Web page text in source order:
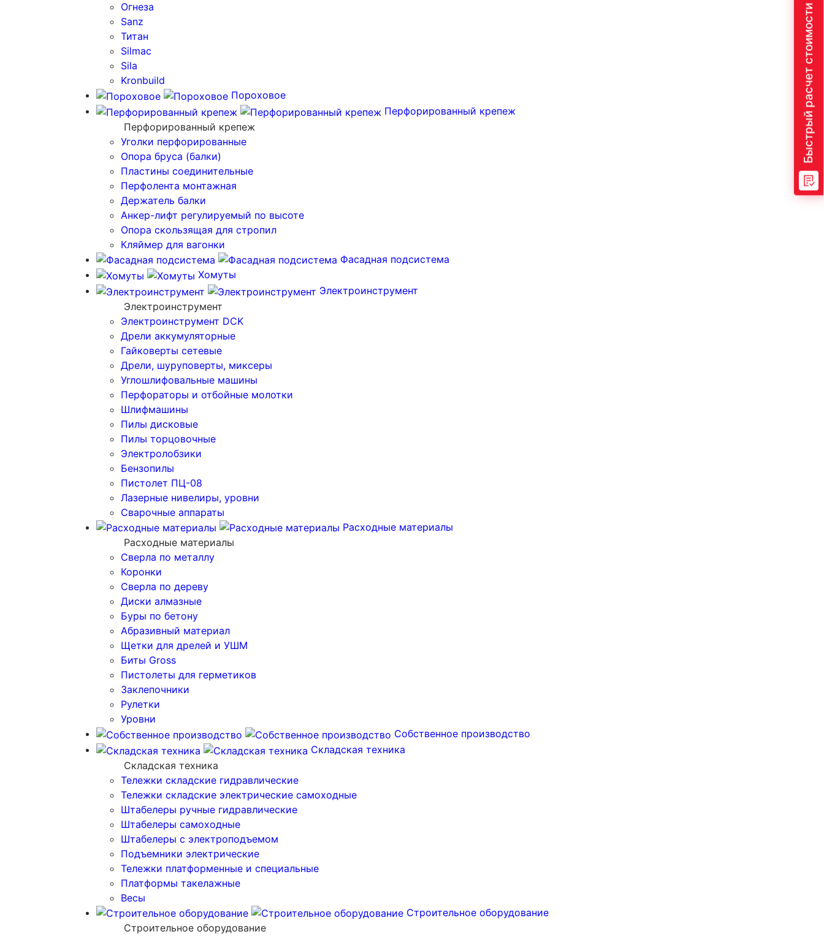
Быстрый расчет стоимости
Огнеза
Sanz
Титан
Silmac
Sila
Kronbuild
Пороховое
Перфорированный крепеж
Перфорированный крепеж
Уголки перфорированные
Опора бруса (балки)
Пластины соединительные
Перфолента монтажная
Держатель балки
Анкер-лифт регулируемый по высоте
Опора скользящая для стропил
Кляймер для вагонки
Фасадная подсистема
Хомуты
Электроинструмент
Электроинструмент
Электроинструмент DCK
Дрели аккумуляторные
Гайковерты сетевые
Дрели, шуруповерты, миксеры
Углошлифовальные машины
Перфораторы и отбойные молотки
Шлифмашины
Пилы дисковые
Пилы торцовочные
Электролобзики
Бензопилы
Пистолет ПЦ-08
Лазерные нивелиры, уровни
Сварочные аппараты
Расходные материалы
Расходные материалы
Сверла по металлу
Коронки
Сверла по дереву
Диски алмазные
Буры по бетону
Абразивный материал
Щетки для дрелей и УШМ
Биты Gross
Пистолеты для герметиков
Заклепочники
Рулетки
Уровни
Собственное производство
Складская техника
Складская техника
Тележки складские гидравлические
Тележки складские электрические самоходные
Штабелеры ручные гидравлические
Штабелеры самоходные
Штабелеры с электроподъемом
Подъемники электрические
Тележки платформенные и специальные
Платформы такелажные
Весы
Строительное оборудование
Строительное оборудование